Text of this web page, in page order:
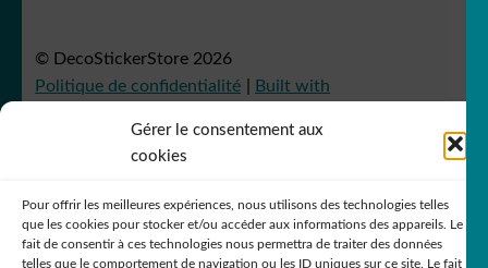
Gérer le consentement aux
cookies
Pour offrir les meilleures expériences, nous utilisons des technologies telles
que les cookies pour stocker et/ou accéder aux informations des appareils. Le
fait de consentir à ces technologies nous permettra de traiter des données
telles que le comportement de navigation ou les ID uniques sur ce site. Le fait
© DecoStickerStore 2026
Politique de confidentialité
Built with